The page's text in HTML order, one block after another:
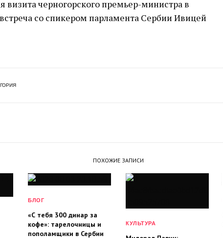
визита черногорского премьер-министра в
со спикером парламента Сербии Ивицей
ПОХОЖИЕ ЗАПИСИ
БЛОГ
«С тебя 300 динар за
кофе»: тарелочницы и
пополамщики в Сербии
КУЛЬТУРА